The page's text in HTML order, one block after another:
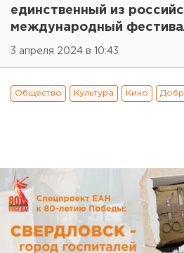
единственный из
международный
3 апреля 2024 в 10:43
Общество Культура Кино